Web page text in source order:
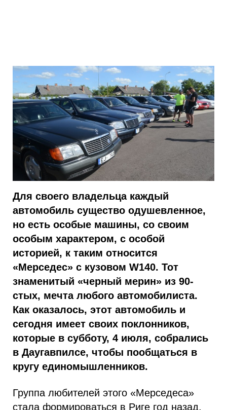
Для своего владельца каждый
автомобиль существо одушевленное,
но есть особые машины, со своим
особым характером, с особой
историей, к таким относится
«Мерседес» с кузовом W140. Тот
знаменитый «черный мерин» из 90-
стых, мечта любого автомобилиста.
Как оказалось, этот автомобиль и
сегодня имеет своих поклонников,
которые в субботу, 4 июля, собрались
в Даугавпилсе, чтобы пообщаться в
кругу единомышленников.
Группа любителей этого «Мерседеса»
стала формироваться в Риге год назад,